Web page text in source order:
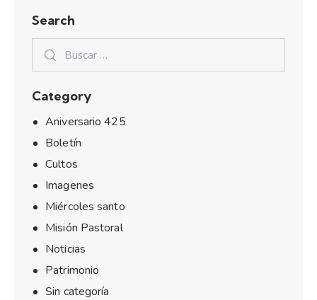
Search
Category
Aniversario 425
Boletín
Cultos
Imagenes
Miércoles santo
Misión Pastoral
Noticias
Patrimonio
Sin categoría